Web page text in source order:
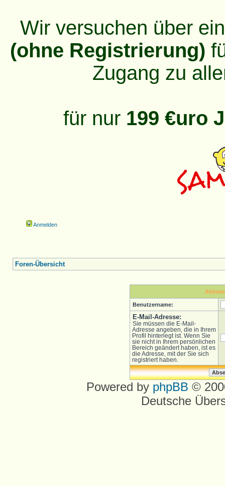
Wir versuchen über
(ohne Registrierung)
Zugang zu
für nur 199 €uro
Anmelden
Foren-Übersicht
Benutzername:
E-Mail-Adresse:
Sie müssen die E-Mail-
Adresse angeben, die in Ihrem
Profil hinterlegt ist. Wenn Sie
sie nicht in Ihrem persönlichen
Bereich geändert haben, ist es
die Adresse, mit der Sie sich
registriert haben.
Powered by phpBB ©
Deutsche